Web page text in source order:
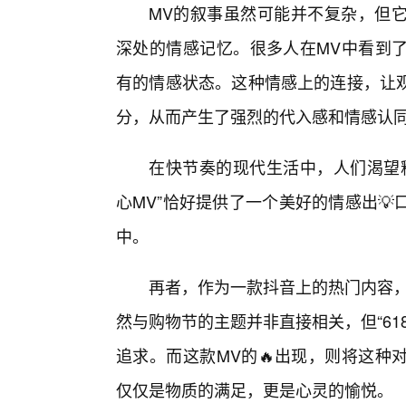
MV的叙事虽然可能并不复杂，但
深处的情感记忆。很多人在MV中看到
有的情感状态。这种情感上的连接，
分，从而产生了强烈的代入感和情感认
在快节奏的现代生活中，人们渴
心MV”恰好提供了一个美好的情感出
中。
再者，作为一款抖音上的热门内容
然与购物节的主题并非直接相关，但
追求。而这款MV的🔥出现，则将这种
仅仅是物质的满足，更是心灵的愉悦。